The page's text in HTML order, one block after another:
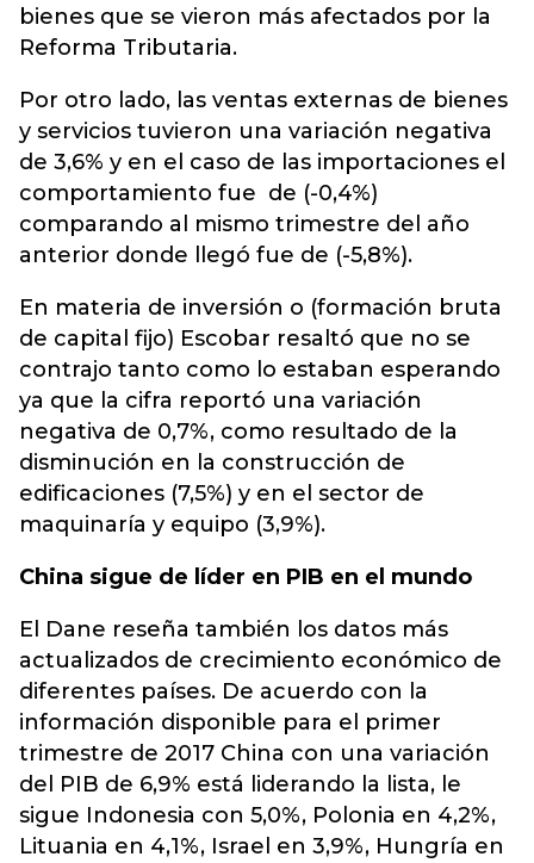
bienes que se vieron más afectados por la
Reforma Tributaria.
Por otro lado, las ventas externas de bienes
y servicios tuvieron una variación negativa
de 3,6% y en el caso de las importaciones el
comportamiento fue de (-0,4%)
comparando al mismo trimestre del año
anterior donde llegó fue de (-5,8%).
En materia de inversión o (formación bruta
de capital fijo) Escobar resaltó que no se
contrajo tanto como lo estaban esperando
ya que la cifra reportó una variación
negativa de 0,7%, como resultado de la
disminución en la construcción de
edificaciones (7,5%) y en el sector de
maquinaría y equipo (3,9%).
China sigue de líder en PIB en el mundo
El Dane reseña también los datos más
actualizados de crecimiento económico de
diferentes países. De acuerdo con la
información disponible para el primer
trimestre de 2017 China con una variación
del PIB de 6,9% está liderando la lista, le
sigue Indonesia con 5,0%, Polonia en 4,2%,
Lituania en 4,1%, Israel en 3,9%, Hungría en